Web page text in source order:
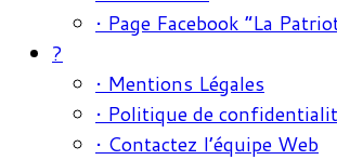
• Page Facebook “La
?
• Mentions Légales
• Politique de
• Contactez l’équipe Web